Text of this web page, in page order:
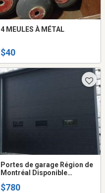
4 MEULES À MÉTAL
$40
Portes de garage Région de
Montréal Disponible
$780